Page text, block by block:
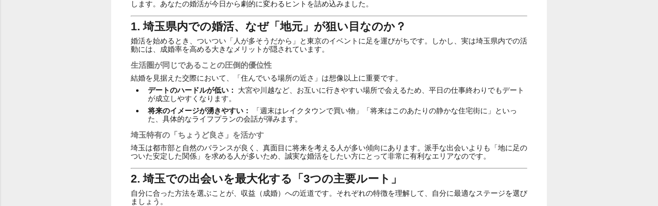
します。あなたの婚活が今日から劇的に変わるヒントを詰め込みました。
1. 埼玉県内での婚活、なぜ「地元」が狙い目なのか？
婚活を始めるとき、ついつい「人が多そうだから」と東京のイベントに足を運びがちです。しかし、実は埼玉県内での活
動には、成婚率を高める大きなメリットが隠されています。
生活圏が同じであることの圧倒的優位性
結婚を見据えた交際において、「住んでいる場所の近さ」は想像以上に重要です。
デートのハードルが低い：
大宮や川越など、お互いに行きやすい場所で会えるため、平日の仕事終わりでもデート
が成立しやすくなります。
将来のイメージが湧きやすい：
「週末はレイクタウンで買い物」「将来はこのあたりの静かな住宅街に」といっ
た、具体的なライフプランの会話が弾みます。
埼玉特有の「ちょうど良さ」を活かす
埼玉は都市部と自然のバランスが良く、真面目に将来を考える人が多い傾向にあります。派手な出会いよりも「地に足の
ついた安定した関係」を求める人が多いため、誠実な婚活をしたい方にとって非常に有利なエリアなのです。
2. 埼玉での出会いを最大化する「3つの主要ルート」
自分に合った方法を選ぶことが、収益（成婚）への近道です。それぞれの特徴を理解して、自分に最適なステージを選び
ましょう。